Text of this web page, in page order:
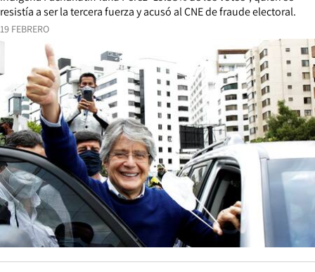
19 FEBRERO
resistía a ser la tercera fuerza y acusó al CNE de fraude electoral.